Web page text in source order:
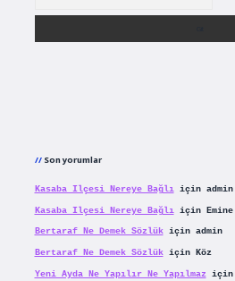
Son yorumlar
Kasaba Ilçesi Nereye Bağlıiçin admin
Kasaba Ilçesi Nereye Bağlıiçin Emine
Bertaraf Ne Demek Sözlükiçin admin
Bertaraf Ne Demek Sözlükiçin Köz
Yeni Ayda Ne Yapılır Ne Yapılmaziçin